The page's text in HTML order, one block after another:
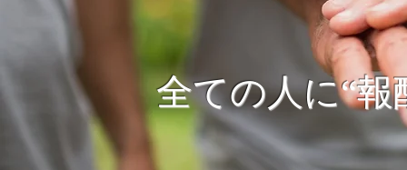
全ての人に“報